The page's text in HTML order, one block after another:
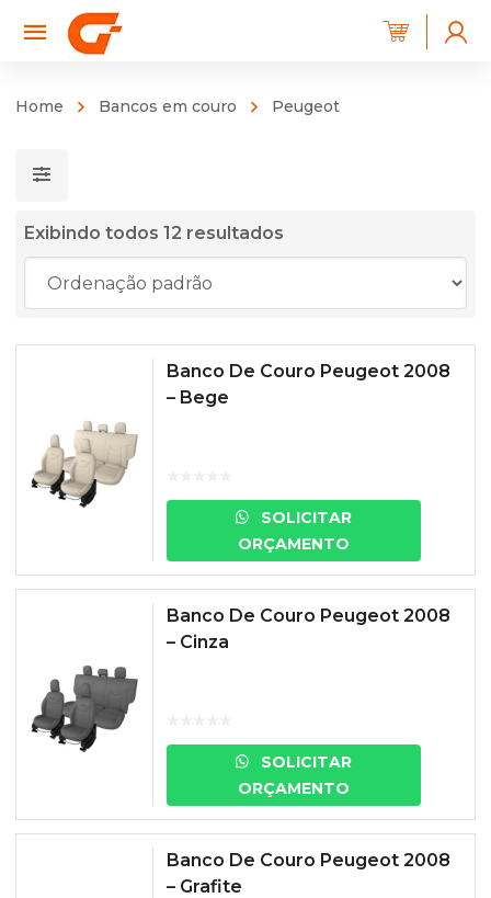
Home Bancos em couro Peugeot
Exibindo todos 12 resultados
Banco De Couro Peugeot 2008
– Bege
SOLICITAR
ORÇAMENTO
Banco De Couro Peugeot 2008
– Cinza
SOLICITAR
ORÇAMENTO
Banco De Couro Peugeot 2008
– Grafite